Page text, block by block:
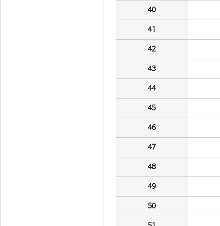
40
41
42
43
44
45
46
47
48
49
50